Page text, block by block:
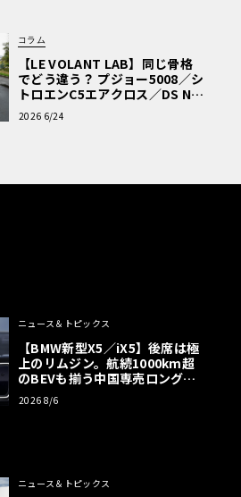
コラム
【LE VOLANT LAB】同じ骨格
でどう違う？ プジョー5008／シ
トロエンC5エアクロス／DS Nº4
読者一気乗りレポート
2026 6/24
ニュース＆トピックス
【BMW新型X5／iX5】後席は極
上のリムジン。航続1000km超
のBEVも揃う中国専売ロング仕
様の全貌
2026 8/6
ニュース＆トピックス